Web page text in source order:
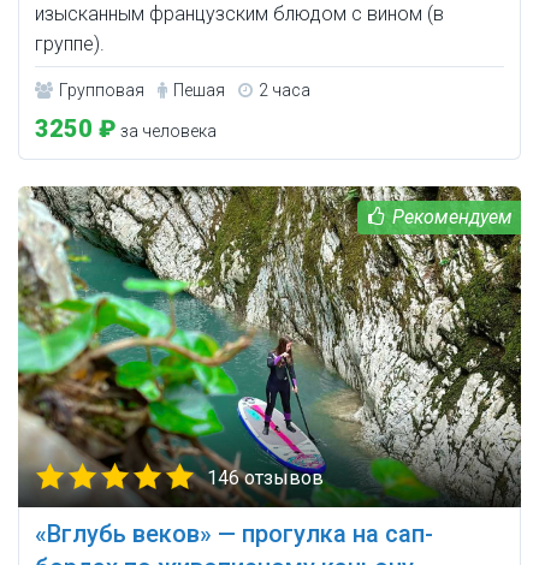
изысканным французским блюдом с вином (в
группе).
Групповая Пешая 2 часа
3250 ₽ за человека
146 отзывов
«Вглубь веков» — прогулка на сап-